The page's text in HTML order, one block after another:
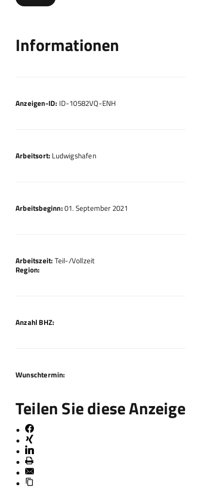
Informationen
Anzeigen-ID: ID-10582VQ-ENH
Arbeitsort: Ludwigshafen
Arbeitsbeginn:01. September 2021
Arbeitszeit: Teil-/Vollzeit
Region:
Anzahl BHZ:
Wunschtermin:
Teilen Sie diese Anzeige